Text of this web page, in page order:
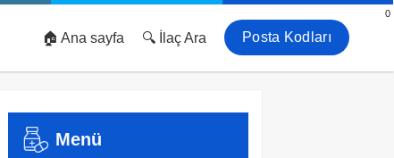
Posta Kodları
🔍 İlaç Ara
🏠 Ana sayfa
Menü
0